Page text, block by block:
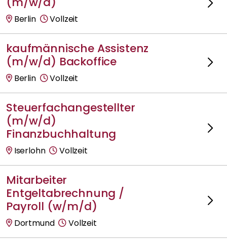
Berlin Vollzeit
kaufmännische Assistenz
(m/w/d) Backoffice
Berlin Vollzeit
Steuerfachangestellter
(m/w/d)
Finanzbuchhaltung
Iserlohn Vollzeit
Mitarbeiter
Entgeltabrechnung /
Payroll (w/m/d)
Dortmund Vollzeit